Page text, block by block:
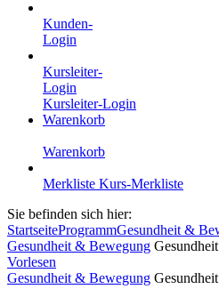
Kunden-
Login
Kursleiter-
Login
Kursleiter-Login
Warenkorb
Warenkorb
Merkliste Kurs-Merkliste
Sie befinden sich hier:
StartseiteProgrammGesundheit &
Gesundheit & Bewegung
Vorlesen
Gesundheit & Bewegung